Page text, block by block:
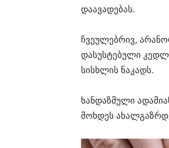
დაავადებას.
ჩვეულებრივ,
დასუსტებული
სისხლის ნაკადს.
ხანდაზმული
მოხდეს